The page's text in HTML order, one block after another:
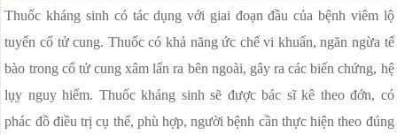
Thuốc kháng sinh có tác dụng với giai đoạn đầu của bệnh viêm lộ
tuyến cổ tử cung. Thuốc có khả năng ức chế vi khuẩn, ngăn ngừa tế
bào trong cổ tử cung xâm lấn ra bên ngoài, gây ra các biến chứng, hệ
lụy nguy hiểm. Thuốc kháng sinh sẽ được bác sĩ kê theo đớn, có
phác đồ điều trị cụ thể, phù hợp, người bệnh cần thực hiện theo đúng